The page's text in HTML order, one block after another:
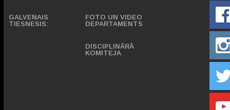
GALVENAIS
TIESNESIS:
FOTO UN VIDEO
DEPARTAMENTS
DISCIPLINĀRĀ
KOMITEJA